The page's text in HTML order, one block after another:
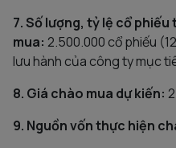
7. Số lượng, tỷ lệ cổ
mua: 2.500.000 cổ phiếu
lưu hành của công ty mục
8. Giá chào mua dự kiến:
9. Nguồn vốn thực hiện